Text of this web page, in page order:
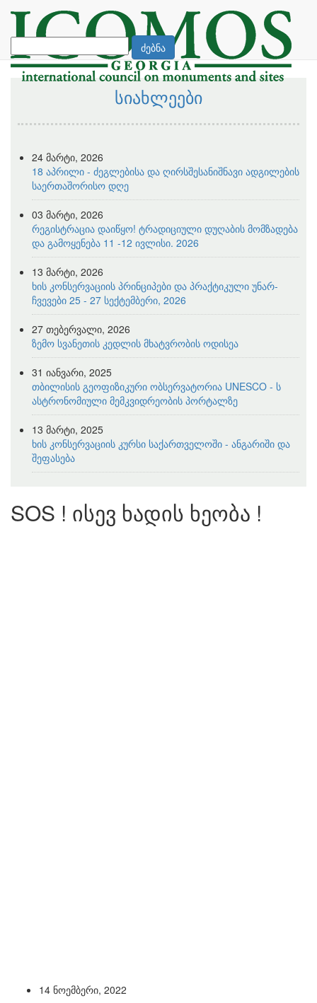
ძებნა
სიახლეები
24 მარტი, 2026
18 აპრილი - ძეგლებისა და ღირსშესანიშნავი ადგილების
საერთაშორისო დღე
03 მარტი, 2026
რეგისტრაცია დაიწყო! ტრადიციული დუღაბის მომზადება
და გამოყენება 11 -12 ივლისი. 2026
13 მარტი, 2026
ხის კონსერვაციის პრინციპები და პრაქტიკული უნარ-
ჩვევები 25 - 27 სექტემბერი, 2026
27 თებერვალი, 2026
ზემო სვანეთის კედლის მხატვრობის ოდისეა
31 იანვარი, 2025
თბილისის გეოფიზიკური ობსერვატორია UNESCO - ს
ასტრონომიული მემკვიდრეობის პორტალზე
13 მარტი, 2025
ხის კონსერვაციის კურსი საქართველოში - ანგარიში და
შეფასება
SOS ! ისევ ხადის ხეობა !
14 ნოემბერი, 2022